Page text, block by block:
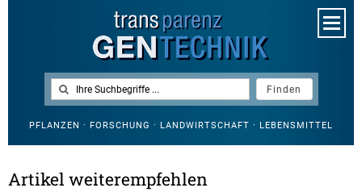
PFLANZEN · FORSCHUNG · LANDWIRTSCHAFT · LEBENSMITTEL
Artikel weiterempfehlen